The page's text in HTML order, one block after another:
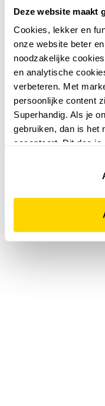
Deze website maakt
Cookies, lekker en
onze website beter
noodzakelijke
en analytische
verbeteren. Met
persoonlijke content
Superhandig. Als je
gebruiken, dan is het
accepteert. Dit doe je
website niet optimaal